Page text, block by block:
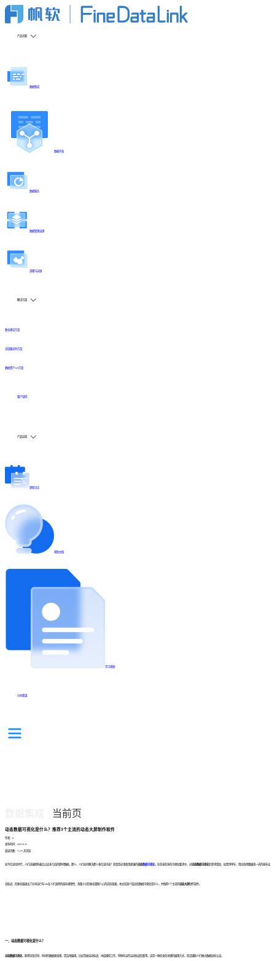
产品功能
数据集成
数据开发
数据服务
数据管理治理
部署与运维
解决方案
数仓建设方案
全链路实时方案
数据资产API方案
客户案例
产品动态
更新日志
帮助文档
学习视频
分享集锦
当前页
动态数据可视化是什么？推荐3个主流的动态大屏制作软件
作者：fr
发布时间：2023.8.22
阅读次数：7,176 次浏览
如今信息化时代，人们迅速拥有着比过去多几倍的即时数据。那么，人们如何解决那么多信息内容？答案是必须使用更强的 动态数据可视化。在愈来愈多的可视化要求中，对动态数据可视化 的需求增加，如摩拜单车，用动态地图展现一天的骑车运
动轨迹，形象化描述出了共享自行车24h在人们身旁的骑车规律性，具备十分形象化震撼人心的实际效果。本文就来介绍动态数据可视化是什么，并推荐5个主流的 动态大屏制作软件。
一、 动态数据可视化是什么？
动态数据可视化，能将涉及空间、时间的数据更直观、简洁地展现。比如驾驶运动轨迹、木船捕捞工作、特种车运作运动轨迹回看等。这是一种愈来愈关键的展现方式，而且辅助人们做大数据剖析认证。